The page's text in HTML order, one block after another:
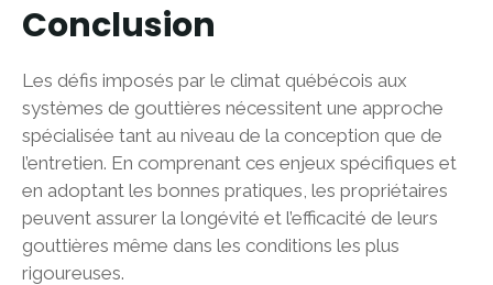
Conclusion
Les défis imposés par le climat québécois aux
systèmes de gouttières nécessitent une approche
spécialisée tant au niveau de la conception que de
l’entretien. En comprenant ces enjeux spécifiques et
en adoptant les bonnes pratiques, les propriétaires
peuvent assurer la longévité et l’efficacité de leurs
gouttières même dans les conditions les plus
rigoureuses.